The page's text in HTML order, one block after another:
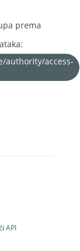
prema
authority/access-
API